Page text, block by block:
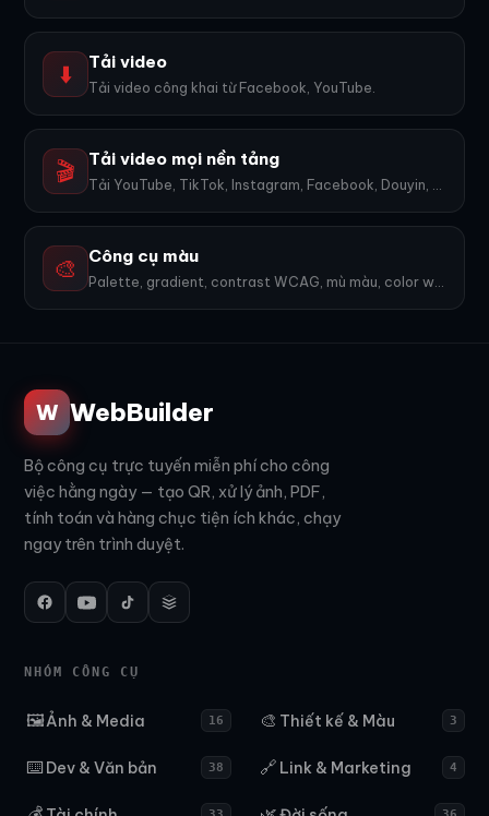
⬇️ Tải video
Tải video công khai từ Facebook, YouTube.
🎬 Tải video mọi nền tảng
Tải YouTube, TikTok, Instagram, Facebook, Douyin, Bilibili, X... 1600+ nền tảng, không watermark.
🎨 Công cụ màu
Palette, gradient, contrast WCAG, mù màu, color wheel, export PNG. 9 công cụ.
W WebBuilder
Bộ công cụ trực tuyến miễn phí cho công
việc hằng ngày — tạo QR, xử lý ảnh, PDF,
tính toán và hàng chục tiện ích khác, chạy
ngay trên trình duyệt.
NHÓM CÔNG CỤ
🖼️Ảnh & Media 16 🎨 Thiết kế & Màu 3
⌨️ Dev & Văn bản 38 🔗 Link & Marketing 4